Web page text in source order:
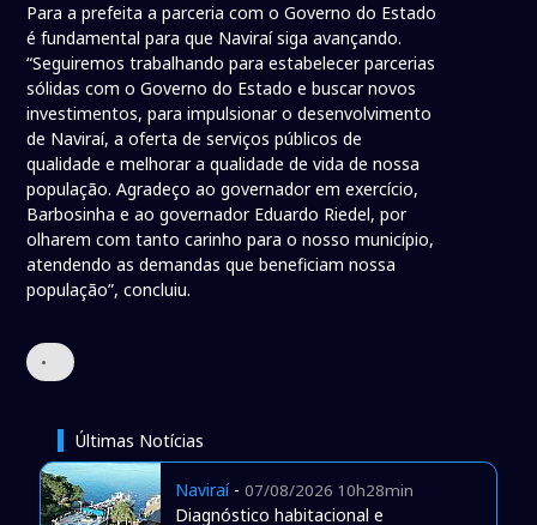
Para a prefeita a parceria com o Governo do Estado
é fundamental para que Naviraí siga avançando.
“Seguiremos trabalhando para estabelecer parcerias
sólidas com o Governo do Estado e buscar novos
investimentos, para impulsionar o desenvolvimento
de Naviraí, a oferta de serviços públicos de
qualidade e melhorar a qualidade de vida de nossa
população. Agradeço ao governador em exercício,
Barbosinha e ao governador Eduardo Riedel, por
olharem com tanto carinho para o nosso município,
atendendo as demandas que beneficiam nossa
população”, concluiu.
•
Últimas Notícias
Naviraí- 07/08/2026 10h28min
Diagnóstico habitacional e